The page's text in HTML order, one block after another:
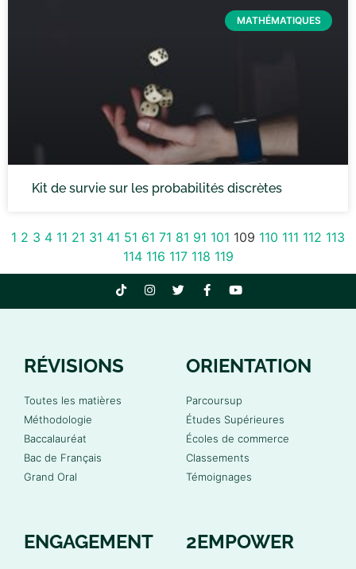
MATHÉMATIQUES
Kit de survie sur les probabilités discrètes
1 2 3 4 11 21 31 41 51 61 71 81 91 101 109 110 111 112 113
114 116 117 118 119
RÉVISIONS
Toutes les matières
Méthodologie
Baccalauréat
Bac de Français
Grand Oral
ORIENTATION
Parcoursup
Études Supérieures
Écoles de commerce
Classements
Témoignages
ENGAGEMENT 2EMPOWER